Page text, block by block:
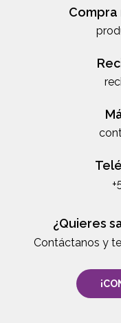
¿Quieres
Contáctanos y